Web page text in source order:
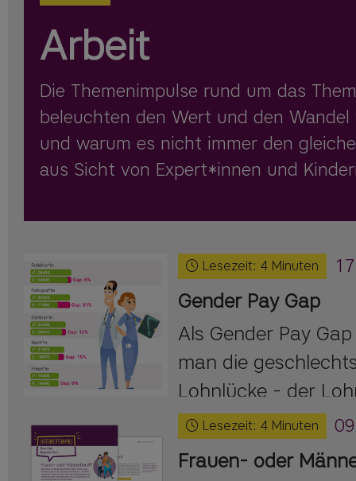
Arbeit
Die Themenimpulse rund um das
beleuchten den Wert und den
und warum es nicht immer den
aus Sicht von Expert*innen und
Lesezeit: 4 Minuten
Gender Pay Gap
Als Gender Pay
man die
Lohnlücke - der
Männern und
Lesezeit: 4 Minuten
Frauen- oder